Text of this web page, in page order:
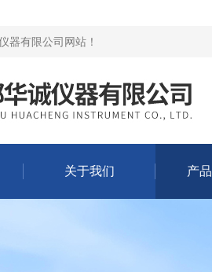
器有限公司网站 ！
关于我们 产